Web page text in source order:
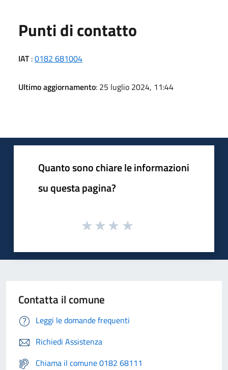
Punti di contatto
IAT:0182 681004
Ultimo aggiornamento: 25 luglio 2024, 11:44
Quanto sono chiare le informazioni
su questa pagina?
Contatta il comune
Leggi le domande frequenti
Richiedi Assistenza
Chiama il comune 0182 68111